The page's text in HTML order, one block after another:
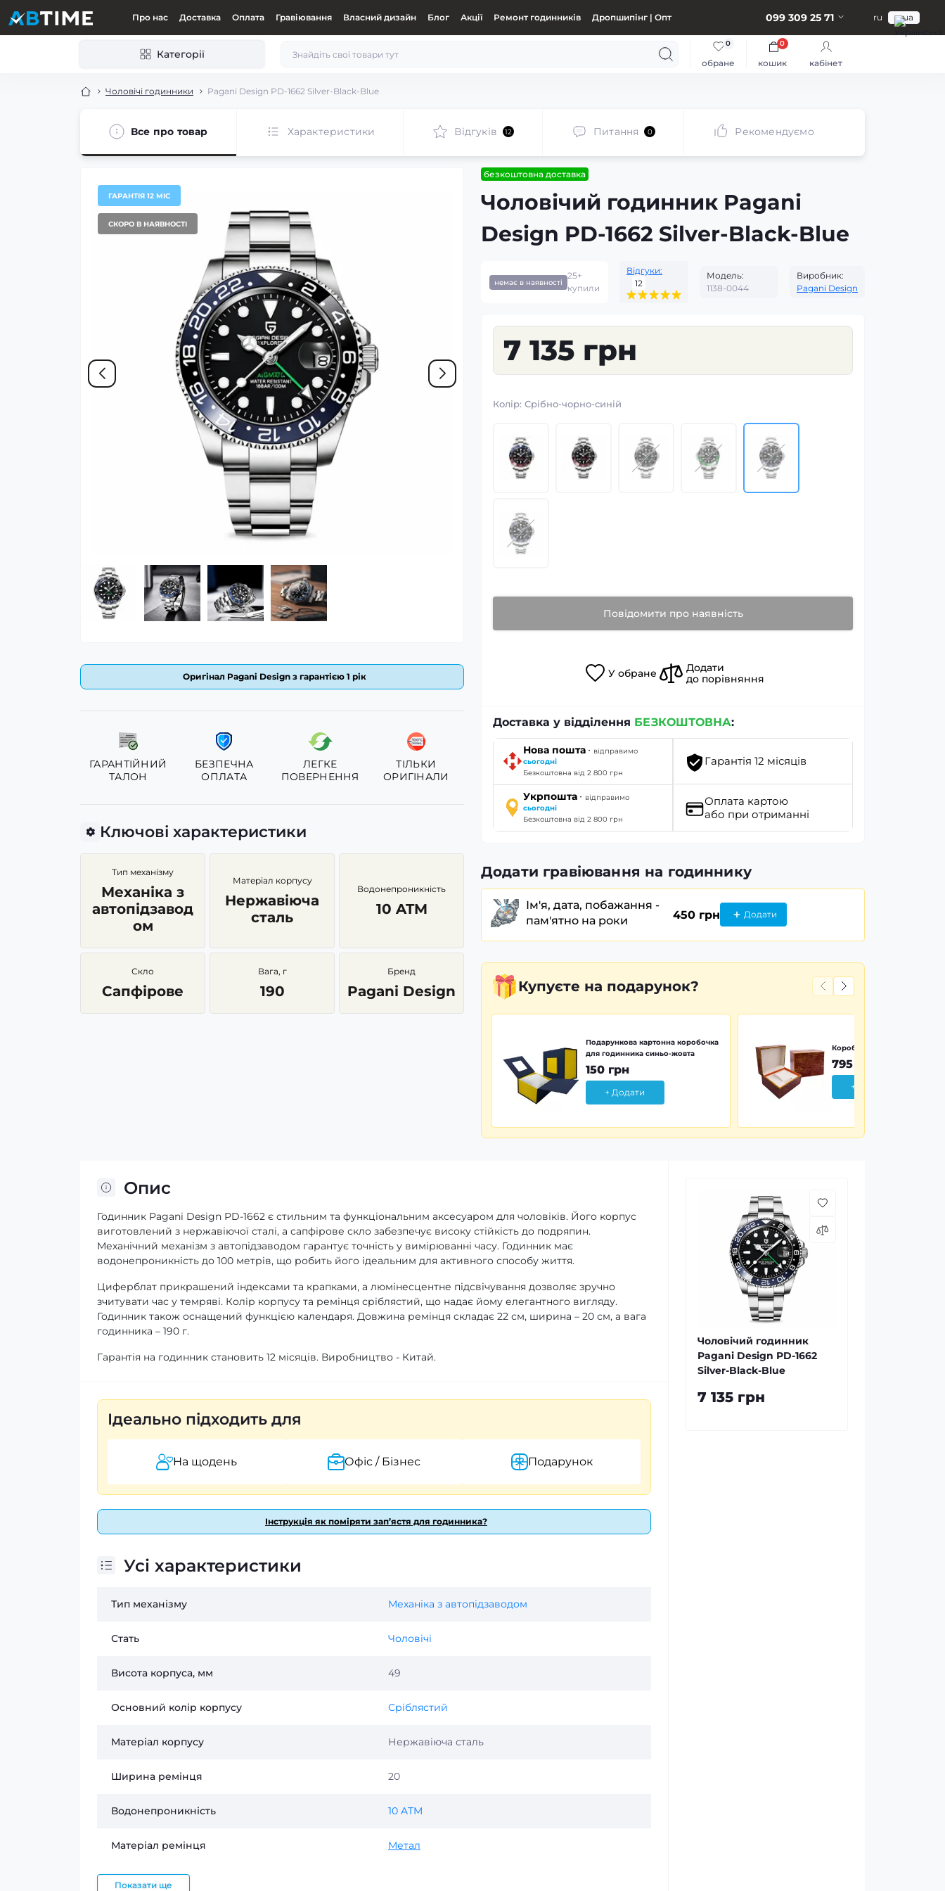
Про нас Доставка Оплата Гравіювання Власний дизайн Блог Акції Ремонт годинників Дропшипінг | Опт 099 309 25 71 ru ua
Категорії
обране
0
кошик
0
кабінет
Чоловічі годинники Pagani Design PD-1662 Silver-Black-Blue
Все про товар Характеристики Відгуків 12 Питання 0 Рекомендуємо
ГАРАНТІЯ 12 МІС
СКОРО В НАЯВНОСТІ
Оригінал Pagani Design з гарантією 1 рік
ГАРАНТІЙНИЙ
ТАЛОН
БЕЗПЕЧНА
ОПЛАТА
ЛЕГКЕ
ПОВЕРНЕННЯ
ТІЛЬКИ
ОРИГІНАЛИ
Ключові характеристики
Тип механізму
Механіка з
автопідзавод
ом
Матеріал корпусу
Нержавіюча
сталь
Водонепроникність
10 ATM
Скло
Сапфірове
Вага, г
190
Бренд
Pagani Design
безкоштовна доставка
Чоловічий годинник Pagani
Design PD-1662 Silver-Black-Blue
немає в наявності
25+
купили
Відгуки:
12
Модель:
1138-0044
Виробник:
Pagani Design
7 135 грн
Колір: Срібно-чорно-синій
Повідомити про наявність
У обране
Додати
до порівняння
Доставка у відділення БЕЗКОШТОВНА:
Нова пошта · відправимо
сьогодні
Безкоштовна від 2 800 грн
Укрпошта · відправимо
сьогодні
Безкоштовна від 2 800 грн
Гарантія 12 місяців
Оплата картою
або при отриманні
Додати гравіювання на годиннику
Ім'я, дата, побажання -
пам'ятно на роки
450 грн Додати
Купуєте на подарунок?
Подарункова картонна коробочка
для годинника синьо-жовта
150 грн
+ Додати
Коробочка дерево Wood
795 грн
+ Додати
Опис
Годинник Pagani Design PD-1662 є стильним та функціональним аксесуаром для чоловіків. Його корпус
виготовлений з нержавіючої сталі, а сапфірове скло забезпечує високу стійкість до подряпин.
Механічний механізм з автопідзаводом гарантує точність у вимірюванні часу. Годинник має
водонепроникність до 100 метрів, що робить його ідеальним для активного способу життя.
Циферблат прикрашений індексами та крапками, а люмінесцентне підсвічування дозволяє зручно
зчитувати час у темряві. Колір корпусу та ремінця сріблястий, що надає йому елегантного вигляду.
Годинник також оснащений функцією календаря. Довжина ремінця складає 22 см, ширина – 20 см, а вага
годинника – 190 г.
Гарантія на годинник становить 12 місяців. Виробництво - Китай.
Ідеально підходить для
На щодень Офіс / Бізнес Подарунок
Інструкція як поміряти зап’ястя для годинника?
Усі характеристики
Тип механізму Механіка з автопідзаводом
Стать Чоловічі
Висота корпуса, мм 49
Основний колір корпусу Сріблястий
Матеріал корпусу Нержавіюча сталь
Ширина ремінця 20
Водонепроникність 10 ATM
Матеріал ремінця Метал
Показати ще
Чоловічий годинник
Pagani Design PD-1662
Silver-Black-Blue
7 135 грн